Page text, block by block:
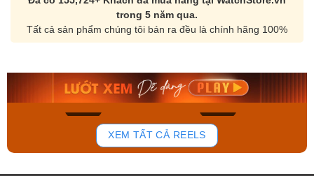
trong 5 năm qua.
Tất cả sản phẩm chúng tôi bán ra đều là chính hãng 100%
156
Orient Nam RA-
Mua ngay
Casio Nam MTS-
Mua ngay
XEM TẤT CẢ REELS